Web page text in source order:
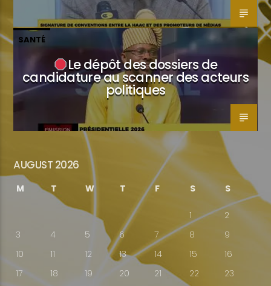
SANTÉ
Le dépôt des dossiers de
candidature au scanner des acteurs
politiques
AUGUST 2026
M T W T F S S
1
2
3
4 5 6 7 8
9
10
11 12 13 14 15
16
17
18 19 20 21 22
23